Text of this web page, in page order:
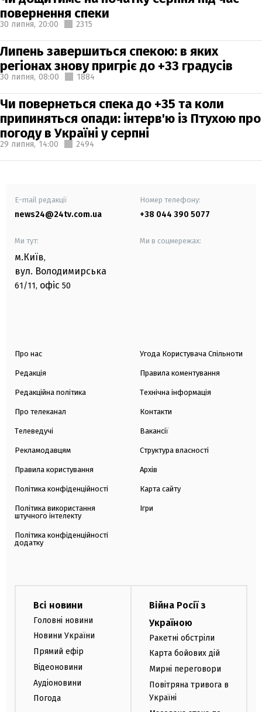
повернення спеки
30 липня, 20:00 2315
Липень завершиться спекою: в яких
регіонах знову пригріє до +33 градусів
30 липня, 08:00 1884
Чи повернеться спека до +35 та коли
припиняться опади: інтерв'ю із Птухою про
погоду в Україні у серпні
29 липня, 14:00 2494
E-mail редакції
news24@24tv.com.ua
Номер телефону:
+38 044 390 5077
Ми тут:
м.Київ,
вул. Володимирська
61/11, офіс 50
Ми в соцмережах:
Про нас
Редакція
Редакційна політика
Про телеканал
Телеведучі
Рекламодавцям
Правила користування
Політика конфіденційності
Політика використання
штучного інтелекту
Політика конфіденційності
додатку
Угода Користувача Спільноти
Правила коментування
Технічна інформація
Контакти
Вакансії
Структура власності
Архів
Карта сайту
Ігри
Всі новини
Головні новини
Новини України
Прямий ефір
Відеоновини
Аудіоновини
Погода
Війна Росії з
Україною
Ракетні обстріли
Карта бойових дій
Мирні переговори
Повітряна тривога в
Україні